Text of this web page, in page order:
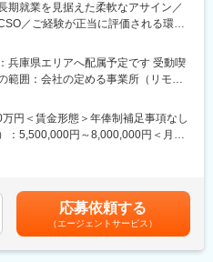
ので、IQVIAが展開している他の事業
ルアップができます：製品研修、ス
ータ分析、マーケティングなど多角
ショナル人材を育成する研修制度を
ンについて】
8万人の社員が、医薬品の臨床開発～
場を流通するほぼすべての医薬品に
シェアを誇り、常時100以上のPJが
期就業を見据えた柔軟なアサイン／
／ご経験が正当に評価される環
り、長期就業も叶う環境です。
ための医薬品情報を提供、副作用情
す。
兵庫県エリアへ配属予定です 受動喫
範囲：会社の定める事業所（リモー
円＜賃金形態＞年俸制補足事項なし
：5,500,000円～8,000,000円＜月額
賃金はあくまでも目安の金額であ
能性があります。月給(月額)は固定手
応募依頼する
（エージェントサービス）